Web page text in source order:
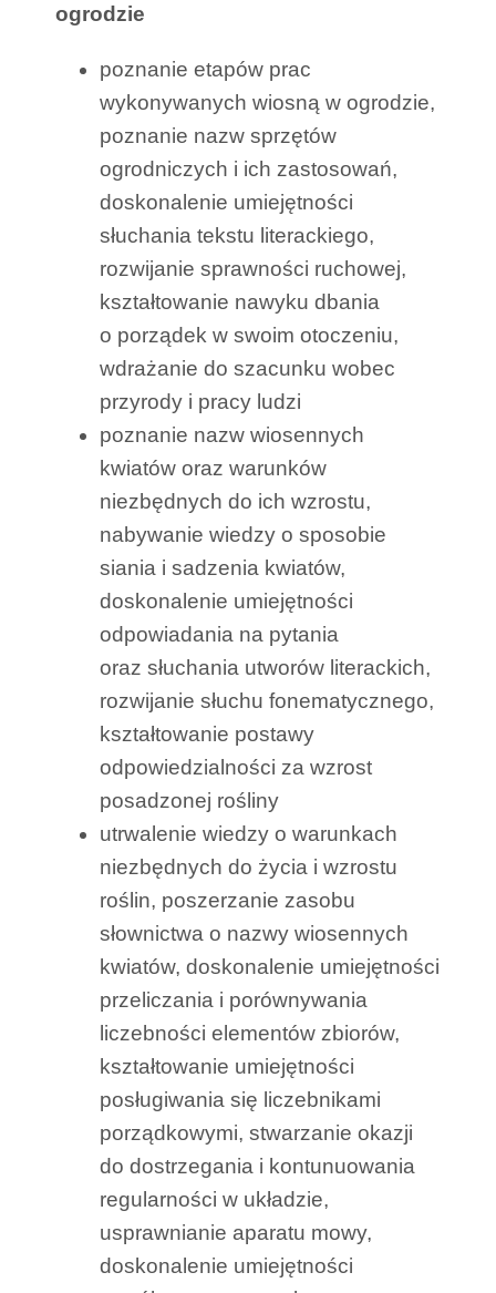
ogrodzie
poznanie etapów prac
wykonywanych wiosną w ogrodzie,
poznanie nazw sprzętów
ogrodniczych i ich zastosowań,
doskonalenie umiejętności
słuchania tekstu literackiego,
rozwijanie sprawności ruchowej,
kształtowanie nawyku dbania
o porządek w swoim otoczeniu,
wdrażanie do szacunku wobec
przyrody i pracy ludzi
poznanie nazw wiosennych
kwiatów oraz warunków
niezbędnych do ich wzrostu,
nabywanie wiedzy o sposobie
siania i sadzenia kwiatów,
doskonalenie umiejętności
odpowiadania na pytania
oraz słuchania utworów literackich,
rozwijanie słuchu fonematycznego,
kształtowanie postawy
odpowiedzialności za wzrost
posadzonej rośliny
utrwalenie wiedzy o warunkach
niezbędnych do życia i wzrostu
roślin, poszerzanie zasobu
słownictwa o nazwy wiosennych
kwiatów, doskonalenie umiejętności
przeliczania i porównywania
liczebności elementów zbiorów,
kształtowanie umiejętności
posługiwania się liczebnikami
porządkowymi, stwarzanie okazji
do dostrzegania i kontunuowania
regularności w układzie,
usprawnianie aparatu mowy,
doskonalenie umiejętności